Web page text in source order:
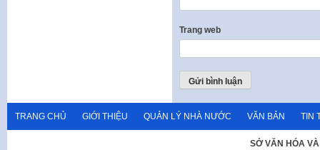
Trang web
TRANG CHỦ GIỚI THIỆU QUẢN LÝ NHÀ NƯỚC VĂN BẢN TIN
SỞ VĂN HÓA